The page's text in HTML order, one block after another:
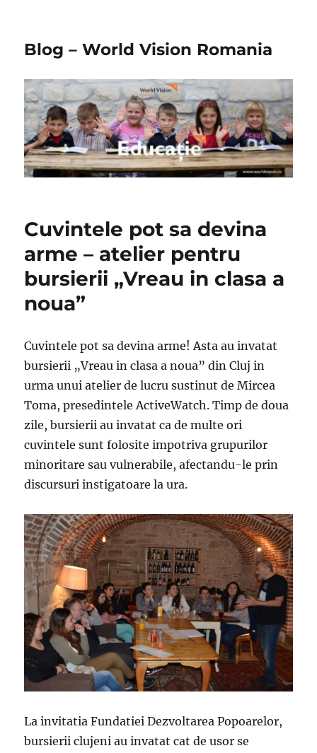
Blog – World Vision Romania
Cuvintele pot sa devina
arme – atelier pentru
bursierii „Vreau in clasa a
noua”
Cuvintele pot sa devina arme! Asta au invatat
bursierii „Vreau in clasa a noua” din Cluj in
urma unui atelier de lucru sustinut de Mircea
Toma, presedintele ActiveWatch. Timp de doua
zile, bursierii au invatat ca de multe ori
cuvintele sunt folosite impotriva grupurilor
minoritare sau vulnerabile, afectandu-le prin
discursuri instigatoare la ura.
La invitatia Fundatiei Dezvoltarea Popoarelor,
bursierii clujeni au invatat cat de usor se